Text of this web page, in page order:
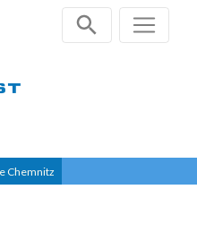
Chemnitz